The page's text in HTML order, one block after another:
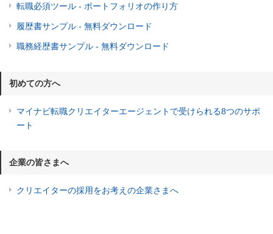
転職必須ツール - ポートフォリオの作り方
履歴書サンプル - 無料ダウンロード
職務経歴書サンプル - 無料ダウンロード
初めての方へ
マイナビ転職クリエイターエージェントで受けられる8つのサポ
ート
企業の皆さまへ
クリエイターの採用をお考えの企業さまへ